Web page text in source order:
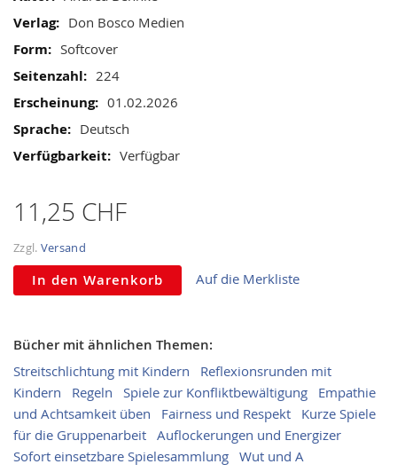
Don Bosco Medien
Softcover
224
01.02.2026
Deutsch
Verfügbar
11,25 CHF
Zzgl. Versand
In den Warenkorb Auf die Merkliste
Bücher mit ähnlichen Themen:
Streitschlichtung mit Kindern
Reflexionsrunden mit
Kindern
Regeln Spiele zur Konfliktbewältigung
Empathie
und Achtsamkeit üben
Fairness und Respekt
Kurze Spiele
für die Gruppenarbeit Auflockerungen und Energizer
Sofort einsetzbare Spielesammlung Wut und A